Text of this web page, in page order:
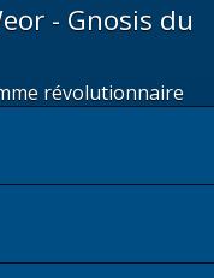
- Gnosis du
révolutionnaire